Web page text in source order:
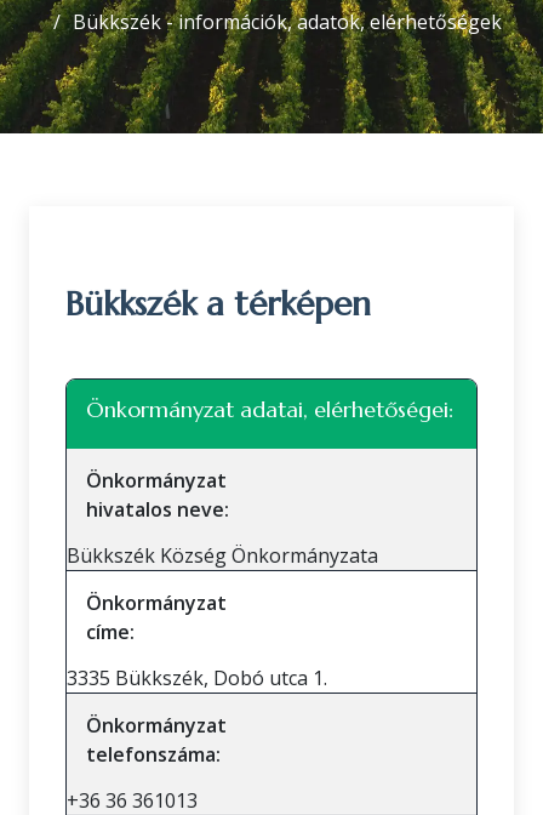
Bükkszék - információk, adatok, elérhetőségek
Bükkszék a térképen
+
Önkormányzat adatai, elérhetőségei:
Önkormányzat
hivatalos neve:
Bükkszék Község Önkormányzata
Önkormányzat
címe:
3335 Bükkszék, Dobó utca 1.
Önkormányzat
telefonszáma:
+36 36 361013